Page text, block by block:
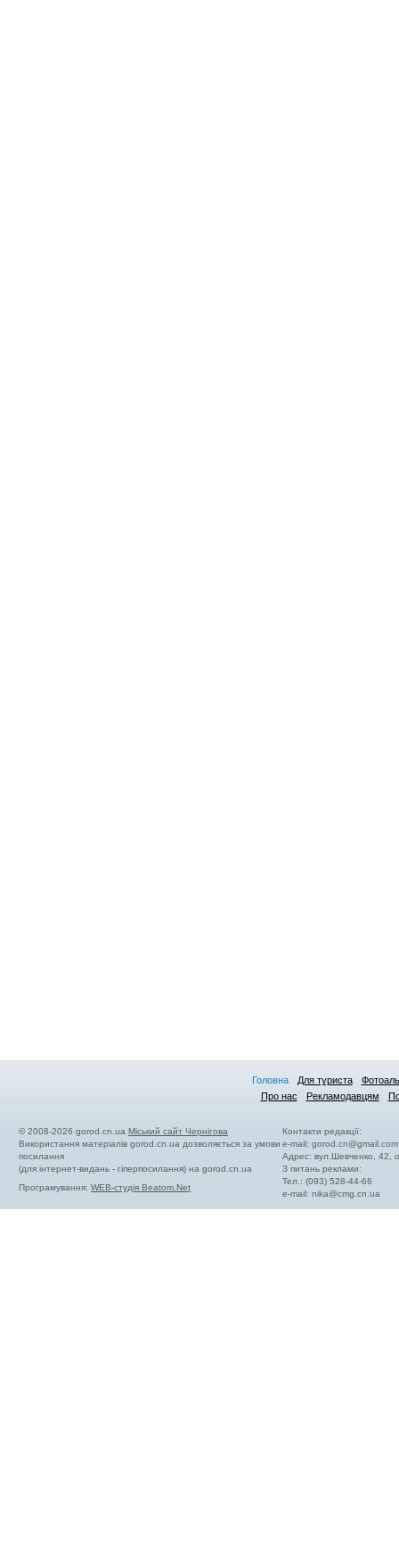
Головна Для туриста
Про нас
Рекламодавцям
© 2008-2026 gorod.cn.ua Міський сайт Чернігова
Використання матеріалів gorod.cn.ua дозволяється за умови
посилання
(для інтернет-видань - гіперпосилання) на gorod.cn.ua
Програмування: WEB-студія Beatom.Net
Контакти редакції:
e-mail:gorod.cn@gmail.com
Адрес: вул.Шевченко, 42,
З питань реклами:
Тел.: (093) 528-44-66
e-mail:nika@cmg.cn.ua